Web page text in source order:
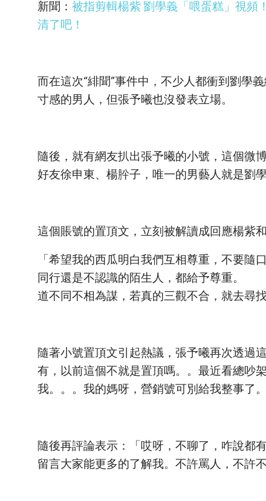
新聞： 被指剪輯楊紫 劉學義「喂蛋糕」視頻
清了吧！
而在這次“緋聞”事件中，不少人都衝到劉學
寸感的男人，但張予曦也沒發表立場。
隨後，就有網友扒出張予曦的小號，這個微
好友徐申東、楊肸子，唯一的男藝人就是劉學
這個賬號的置頂文，立刻被解讀成回應楊紫
「希望我的西瓜明白我們互相尊重，不要隨
同行還是不認識的陌生人，都給予尊重。
道不同不相為謀，若真的三觀不合，就去尋
隨著小號置頂文引起熱議，張予曦再次透過
有，以前這個不就是置頂嗎。。最近看總吵
我。。。我的媽呀，營銷號可別給我整事了。
隨後再評論表示：「哎呀，不聊了，咋說都
留言大家能更多的了解我。不許罵人，不許